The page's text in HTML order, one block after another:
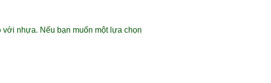
nhựa. Nếu bạn muốn một lựa chọn